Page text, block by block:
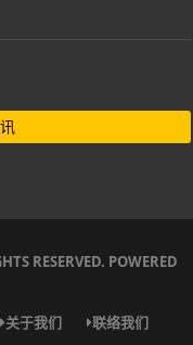
RESERVED. POWERED
关于我们 联络我们